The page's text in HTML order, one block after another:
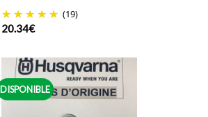
(19)
20.34€
DISPONIBLE